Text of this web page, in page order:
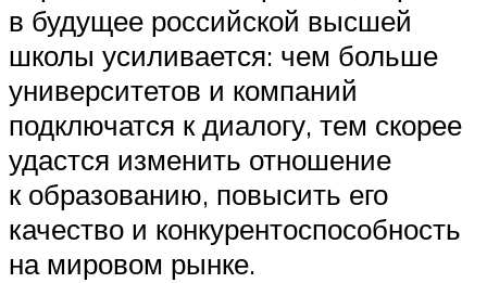
в будущее российской высшей
школы усиливается: чем больше
университетов и компаний
подключатся к диалогу, тем скорее
удастся изменить отношение
к образованию, повысить его
качество и конкурентоспособность
на мировом рынке.